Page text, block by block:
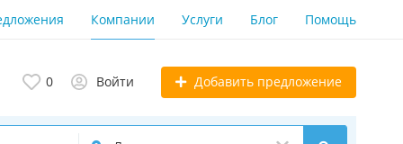
Компании Услуги Блог Помощь
0 Войти Добавить предложение